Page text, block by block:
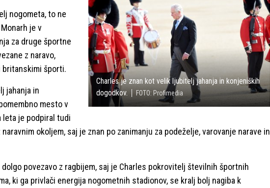
Charles je znan kot velik ljubitelj jahanja in konjeniških
dogodkov.
FOTO: Profimedia
nogometa, to ne
je v
za druge športne
z naravo,
športi.
jahanja in
mesto v
je podpiral tudi
okoljem, saj je znan po zanimanju za podeželje, varovanje narave in
povezavo z ragbijem, saj je Charles pokrovitelj številnih športnih
ki ga privlači energija nogometnih stadionov, se kralj bolj nagiba k